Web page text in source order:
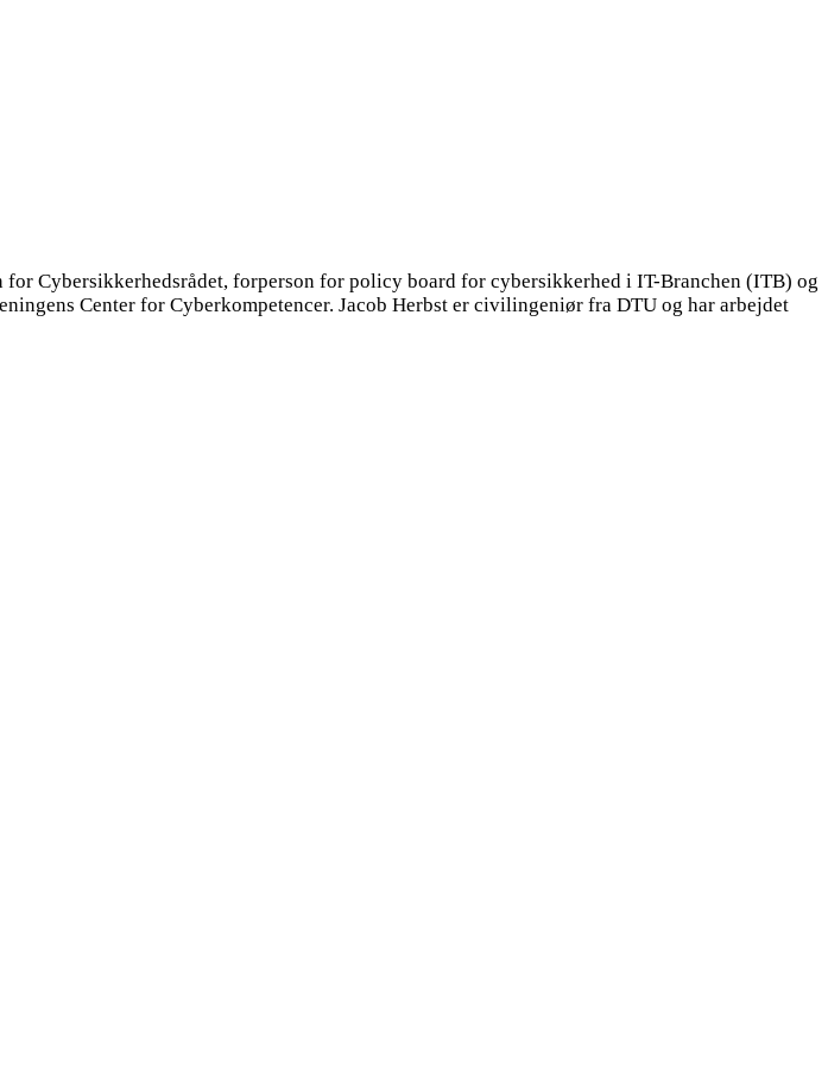
Cybersikkerhedsrådet, forperson for policy board for cybersikkerhed i IT-Branchen (ITB) og
Center for Cyberkompetencer. Jacob Herbst er civilingeniør fra DTU og har arbejdet